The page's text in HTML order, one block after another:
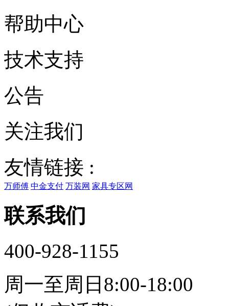
帮助中心
技术支持
公告
关注我们
友情链接 :
万师傅 中金支付 万装网 家具专区网
联系我们
400-928-1155
周一至周日8:00-18:00